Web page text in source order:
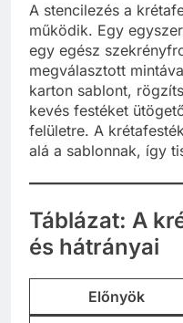
A stencilezés a
működik. Egy
egy egész
megválasztott
karton sablont,
kevés festéket
felületre. A
alá a sablonnak, így
Táblázat: A
és hátrányai
Előnyök